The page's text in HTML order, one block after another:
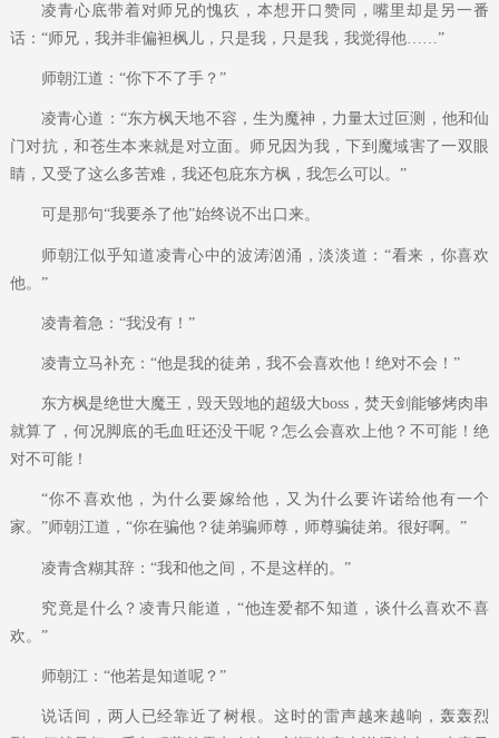
凌青心底带着对师兄的愧疚，本想开口赞同，嘴里却是另一番
话：“师兄，我并非偏袒枫儿，只是我，只是我，我觉得他……”
师朝江道：“你下不了手？”
凌青心道：“东方枫天地不容，生为魔神，力量太过叵测，他和仙
门对抗，和苍生本来就是对立面。师兄因为我，下到魔域害了一双眼
睛，又受了这么多苦难，我还包庇东方枫，我怎么可以。”
可是那句“我要杀了他”始终说不出口来。
师朝江似乎知道凌青心中的波涛汹涌，淡淡道：“看来，你喜欢
他。”
凌青着急：“我没有！”
凌青立马补充：“他是我的徒弟，我不会喜欢他！绝对不会！”
东方枫是绝世大魔王，毁天毁地的超级大boss，焚天剑能够烤肉串
就算了，何况脚底的毛血旺还没干呢？怎么会喜欢上他？不可能！绝
对不可能！
“你不喜欢他，为什么要嫁给他，又为什么要许诺给他有一个
家。”师朝江道，“你在骗他？徒弟骗师尊，师尊骗徒弟。很好啊。”
凌青含糊其辞：“我和他之间，不是这样的。”
究竟是什么？凌青只能道，“他连爱都不知道，谈什么喜欢不喜
欢。”
师朝江：“他若是知道呢？”
说话间，两人已经靠近了树根。这时的雷声越来越响，轰轰烈